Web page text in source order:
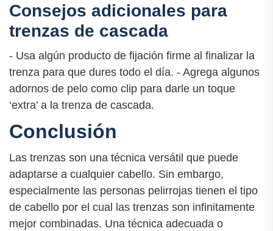
Consejos adicionales para
trenzas de cascada
- Usa algún producto de fijación firme al finalizar la
trenza para que dures todo el día. - Agrega algunos
adornos de pelo como clip para darle un toque
‘extra’ a la trenza de cascada.
Conclusión
Las trenzas son una técnica versátil que puede
adaptarse a cualquier cabello. Sin embargo,
especialmente las personas pelirrojas tienen el tipo
de cabello por el cual las trenzas son infinitamente
mejor combinadas. Una técnica adecuada o